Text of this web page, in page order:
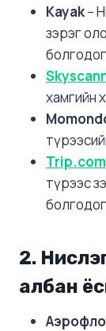
Kayak–
зэрэг
хамгийн
Trip.com
түрээс
2.
албан